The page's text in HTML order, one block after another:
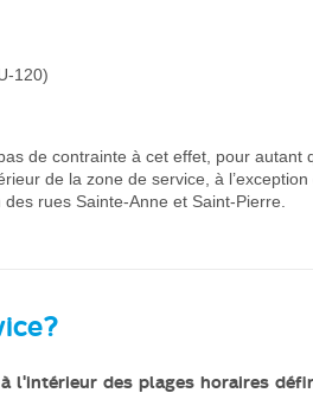
120)
de contrainte à cet effet, pour autant
de la zone de service, à l’exception
rues Sainte-Anne et Saint-Pierre.
l'intérieur des plages horaires